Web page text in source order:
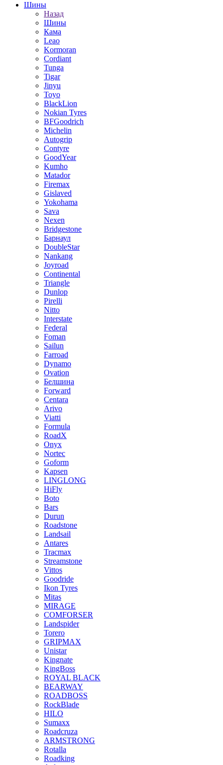
Шины
Назад
Шины
Кама
Leao
Kormoran
Cordiant
Tunga
Tigar
Jinyu
Toyo
BlackLion
Nokian Tyres
BFGoodrich
Michelin
Autogrip
Contyre
GoodYear
Kumho
Matador
Firemax
Gislaved
Yokohama
Sava
Nexen
Bridgestone
Барнаул
DoubleStar
Nankang
Joyroad
Continental
Triangle
Dunlop
Pirelli
Nitto
Interstate
Federal
Foman
Sailun
Farroad
Dynamo
Ovation
Белшина
Forward
Centara
Arivo
Viatti
Formula
RoadX
Onyx
Nortec
Goform
Kapsen
LINGLONG
HiFly
Boto
Bars
Durun
Roadstone
Landsail
Antares
Tracmax
Streamstone
Vittos
Goodride
Ikon Tyres
Mitas
MIRAGE
COMFORSER
Landspider
Torero
GRIPMAX
Unistar
Kingnate
KingBoss
ROYAL BLACK
BEARWAY
ROADBOSS
RockBlade
HILO
Sumaxx
Roadcruza
ARMSTRONG
Rotalla
Roadking